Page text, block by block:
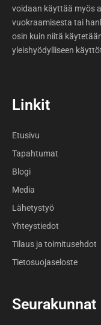
voidaan käyttää myös
vuokraamisesta tai
osin kuin niitä
yleishyödylliseen
Linkit
Etusivu
Tapahtumat
Blogi
Media
Lähetystyö
Yhteystiedot
Tilaus ja toimitusehdot
Tietosuojaseloste
Seurakunnat